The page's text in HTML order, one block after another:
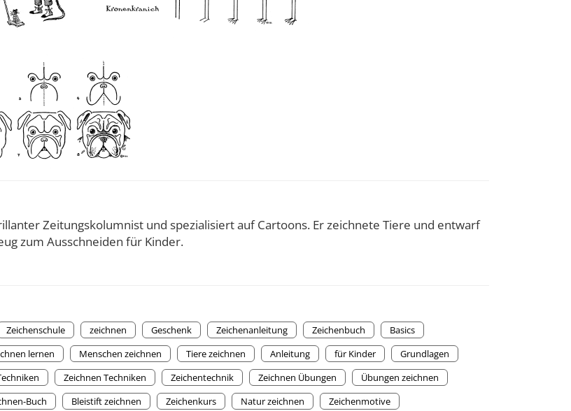
Zeitungskolumnist und spezialisiert auf Cartoons. Er zeichnete Tiere und entwarf
zum Ausschneiden für Kinder.
Zeichenschule zeichnen Geschenk Zeichenanleitung Zeichenbuch
Basics
lernen Menschen zeichnen Tiere zeichnen Anleitung für Kinder
Grundlagen
Zeichnen Techniken Zeichentechnik Zeichnen Übungen
Übungen zeichnen
Buch Bleistift zeichnen Zeichenkurs Natur zeichnen Zeichenmotive